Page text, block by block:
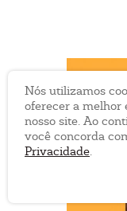
Nós utilizamos
oferecer a
nosso site. Ao
você concorda
Privacidade